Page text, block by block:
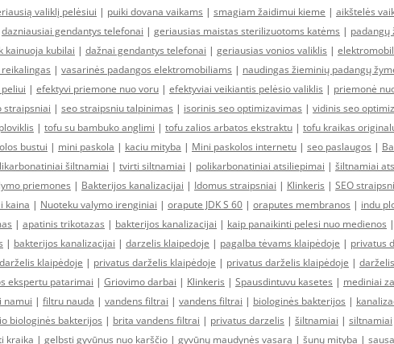
valiklį pelėsiui | puiki dovana vaikams | smagiam žaidimui kieme | aikštelės
dazniausiai gendantys telefonai | geriausias maistas sterilizuotoms katėms | padangų
kainuoja kubilai | dažnai gendantys telefonai | geriausias vonios valiklis |
| vasarinės padangos elektromobiliams | naudingas žieminių padangų
| efektyvi priemone nuo voru | efektyviai veikiantis pelėsio valiklis | priemonė
straipsniai | seo straipsniu talpinimas | isorinis seo optimizavimas | vidinis seo
| tofu su bambuko anglimi | tofu zalios arbatos ekstraktu | tofu kraikas
bustui | mini paskola | kaciu mityba | Mini paskolos internetu | seo paslaugos |
šiltnamiai | tvirti siltnamiai | polikarbonatiniai atsiliepimai | šiltnamiai
priemones | Bakterijos kanalizacijai | Idomus straipsniai | Klinkeris | SEO
kaina | Nuoteku valymo irenginiai | orapute JDK S 60 | oraputes membranos | indu
| apatinis trikotazas | bakterijos kanalizacijai | kaip panaikinti pelesi nuo medienos |
| bakterijos kanalizacijai | darzelis klaipedoje | pagalba tėvams klaipėdoje | privatus
darželis klaipėdoje | privatus darželis klaipėdoje | privatus darželis klaipėdoje |
ekspertu patarimai | Griovimo darbai | Klinkeris | Spausdintuvu kasetes | mediniai
namui | filtru nauda | vandens filtrai | vandens filtrai | biologinės bakterijos |
biologinės bakterijos | brita vandens filtrai | privatus darzelis | šiltnamiai | siltnamiai
kraika | gelbsti gyvūnus nuo karščio | gyvūnų maudynės vasarą | šunų mityba |